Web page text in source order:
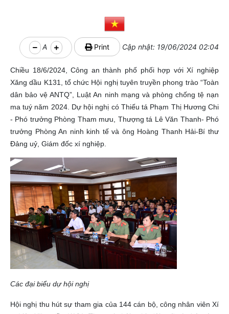
A Print Cập nhật: 19/06/2024 02:04
Chiều 18/6/2024, Công an thành phố phối hợp với Xí nghiệp
Xăng dầu K131, tổ chức Hội nghị tuyên truyền phong trào “Toàn
dân bảo vệ ANTQ”, Luật An ninh mạng và phòng chống tệ nạn
ma tuý năm 2024. Dự hội nghị có Thiếu tá Phạm Thị Hương Chi
- Phó trưởng Phòng Tham mưu, Thượng tá Lê Văn Thanh- Phó
trưởng Phòng An ninh kinh tế và ông Hoàng Thanh Hải-Bí thư
Đảng uỷ, Giám đốc xí nghiệp.
Các đại biểu dự hội nghị
Hội nghị thu hút sự tham gia của 144 cán bộ, công nhân viên Xí